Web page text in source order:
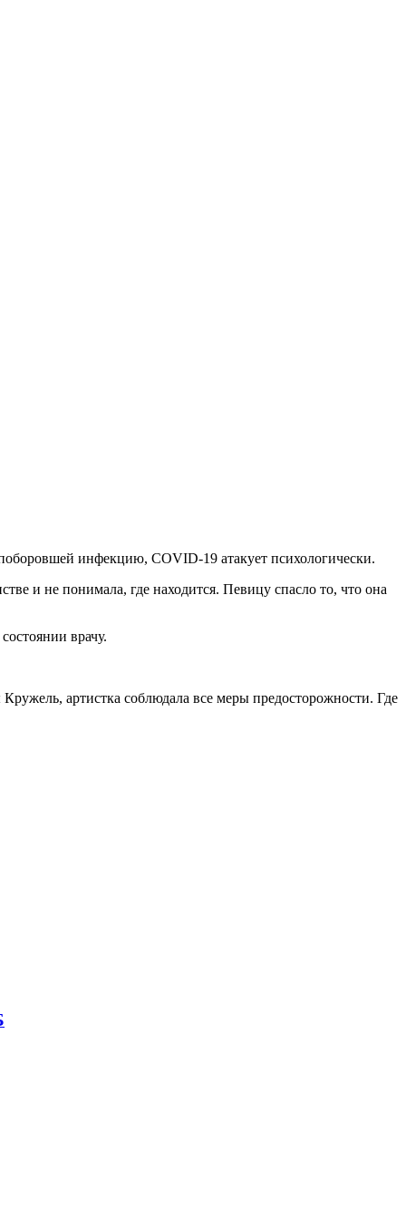
инфекцию, COVID-19 атакует психологически.
и не понимала, где находится. Певицу спасло то, что она
врачу.
артистка соблюдала все меры предосторожности. Где